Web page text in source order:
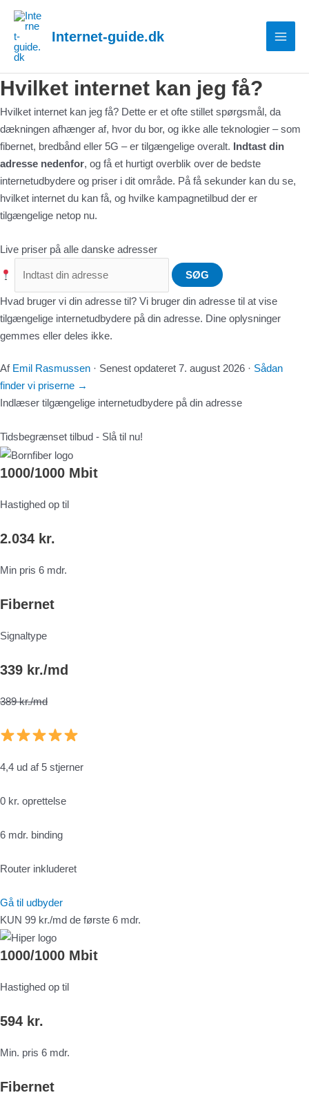
indholdet
Internet-guide.dk
Hvilket internet kan jeg få?
Hvilket internet kan jeg få? Dette er et ofte stillet spørgsmål, da
dækningen afhænger af, hvor du bor, og ikke alle teknologier – som
fibernet, bredbånd eller 5G – er tilgængelige overalt. Indtast din
adresse nedenfor, og få et hurtigt overblik over de bedste
internetudbydere og priser i dit område. På få sekunder kan du se,
hvilket internet du kan få, og hvilke kampagnetilbud der er
tilgængelige netop nu.
Live priser på alle danske adresser
SØG
Hvad bruger vi din adresse til? Vi bruger din adresse til at vise
tilgængelige internetudbydere på din adresse. Dine oplysninger
gemmes eller deles ikke.
Af Emil Rasmussen · Senest opdateret 7. august 2026 · Sådan
finder vi priserne →
Indlæser tilgængelige internetudbydere på din adresse
Tidsbegrænset tilbud - Slå til nu!
1000/1000 Mbit
Hastighed op til
2.034 kr.
Min pris 6 mdr.
Fibernet
Signaltype
339 kr./md
389 kr./md
4,4 ud af 5 stjerner
0 kr. oprettelse
6 mdr. binding
Router inkluderet
Gå til udbyder
KUN 99 kr./md de første 6 mdr.
1000/1000 Mbit
Hastighed op til
594 kr.
Min. pris 6 mdr.
Fibernet